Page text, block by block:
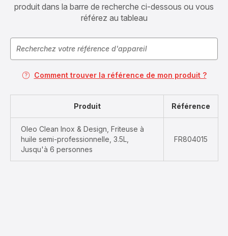
produit dans la barre de recherche ci-dessous ou vous
référez au tableau
Comment trouver la référence de mon produit ?
Produit Référence
Oleo Clean Inox & Design, Friteuse à
huile semi-professionnelle, 3.5L,
Jusqu'à 6 personnes
FR804015